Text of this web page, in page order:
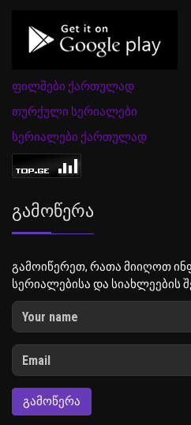
ფილმები ქართულად
თურქული სერიალები
სერიალები ქართულად
Გამოწერა
გამოიწერეთ, რათა მიიღოთ
სერიალებისა და სიახლეების
ᲒᲐᲛᲝᲬᲔᲠᲐ